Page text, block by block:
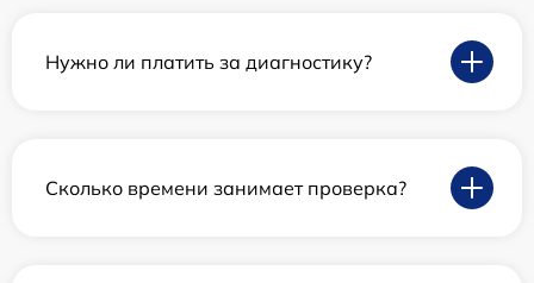
Нужно ли платить за диагностику?
Сколько времени занимает проверка?